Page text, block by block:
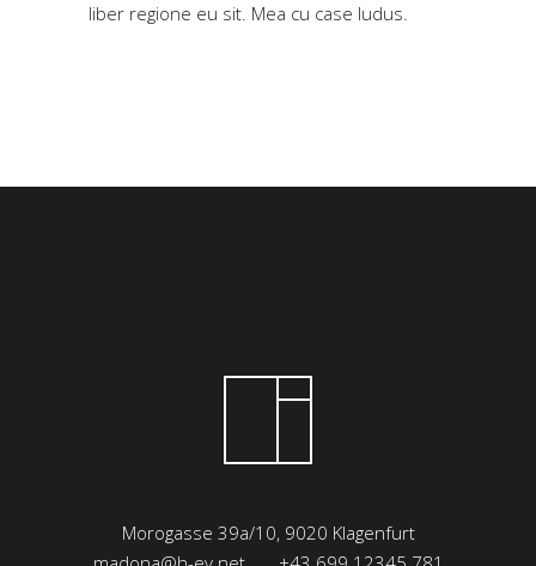
liber regione eu sit. Mea cu case ludus.
Morogasse 39a/10, 9020 Klagenfurt